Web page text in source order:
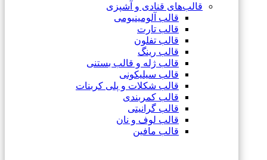
قالب‌های قنادی و آشپزی
قالب آلومینیومی
قالب تارت
قالب تفلون
قالب رینگ
قالب ژله و قالب بستنی
قالب سیلیکونی
قالب شکلات و پلی کربنات
قالب کمربندی
قالب گرانیتی
قالب لوف و نان
قالب مافین